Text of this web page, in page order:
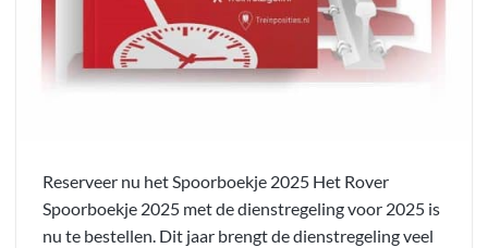
Reserveer nu het Spoorboekje 2025 Het Rover
Spoorboekje 2025 met de dienstregeling voor 2025 is
nu te bestellen. Dit jaar brengt de dienstregeling veel